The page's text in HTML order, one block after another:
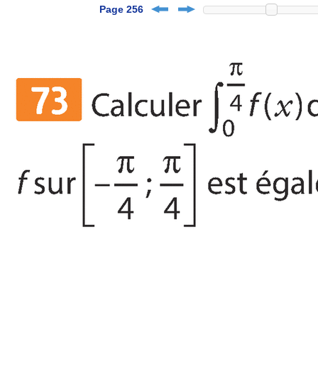
Page 256